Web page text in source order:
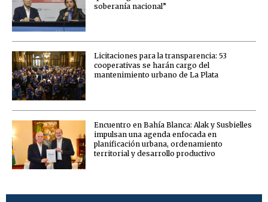
soberanía nacional”
Licitaciones para la transparencia: 53
cooperativas se harán cargo del
mantenimiento urbano de La Plata
Encuentro en Bahía Blanca: Alak y Susbielles
impulsan una agenda enfocada en
planificación urbana, ordenamiento
territorial y desarrollo productivo